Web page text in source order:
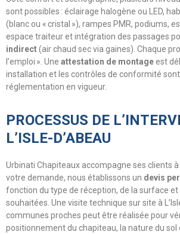
sont possibles : éclairage halogène ou LED,
(blanc ou « cristal »), rampes PMR, podiums,
espace traiteur et intégration des passages
indirect(air chaud sec via gaines). Chaque
l’emploi ». Une attestation de montageest
installation et les contrôles de conformité
réglementation en vigueur.
PROCESSUS DE
L’ISLE-D’ABEAU
Urbinati Chapiteaux accompagne ses clients
votre demande, nous établissons un devis
fonction du type de réception, de la surface et
souhaitées. Une visite technique sur site à
communes proches peut être réalisée pour
positionnement du chapiteau, la nature du sol